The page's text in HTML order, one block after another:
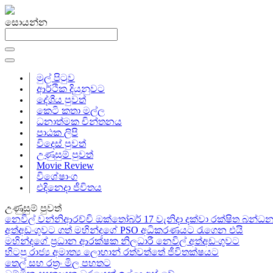
සොයන්න
මුල් පිටුව
ආර්ථික දියුනුවට
දේශීය පුවත්
කෙටි කතා මල්ල
ධනාත්මක චින්තනය
පාඨක ලිපි
විදෙස් පුවත්
උණුසුම් පුවත්
Movie Review
විශේෂාංග
එදිනෙදා ජීවිතය
උණුසුම් පුවත්
නෙවිල් වන්නිආරච්චි ඔක්තෝබර් 17 වැනිදා දක්වා රක්ෂිත
අත්අඩංගුවට ගත් මහින්දගේ PSO අධිකරණයට රැගෙන එයි
මහින්දගේ ප්‍රධාන ආරක්ෂක නිලධාරී නෙවිල් අත්අඩංගුවට
හිටපු රාජ්‍ය අමාත්‍ය ලොහාන් රත්වත්තේ ජීවිතක්ෂයට
තෙල් සහ රත්‍රං මිල පහතට